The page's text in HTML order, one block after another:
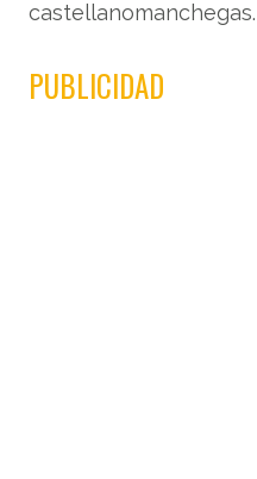
castellanomanchegas.
PUBLICIDAD